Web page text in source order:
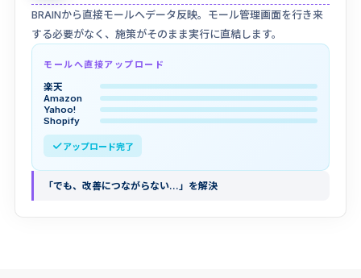
BRAINから直接モールへデータ反映。モール管理画面を行き来
する必要がなく、施策がそのまま実行に直結します。
モールへ直接アップロード
楽天
Amazon
Yahoo!
Shopify
アップロード完了
「でも、改善につながらない…」を解決